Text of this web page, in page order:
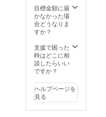
知るこ
とで、
人間関
係やお
高精度
かつ具
体的に
進める
できる
ように
なりま
す。
目標金額に届
かなかった場
合どうなりま
すか？
支援で困った
時はどこに相
談したらいい
ですか？
ヘルプページを
見る